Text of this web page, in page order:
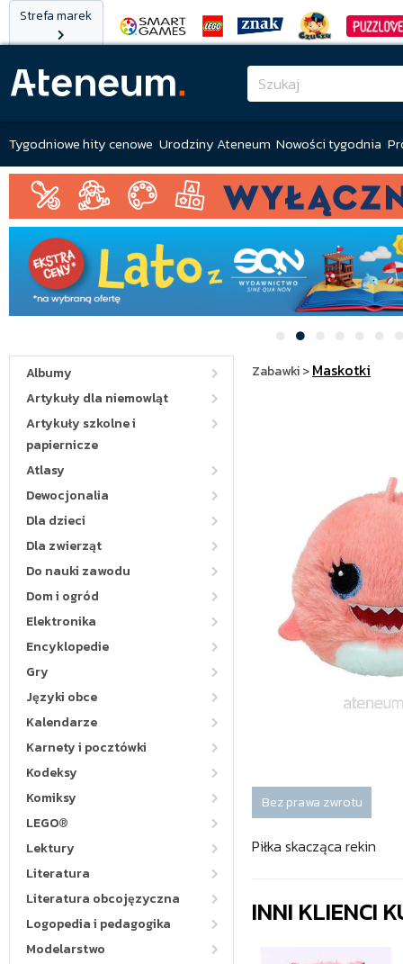
Strefa marek
Tygodniowe hity cenowe Urodziny Ateneum Nowości tygodnia
Albumy
Artykuły dla niemowląt
Artykuły szkolne i
papiernicze
Atlasy
Dewocjonalia
Dla dzieci
Dla zwierząt
Do nauki zawodu
Dom i ogród
Elektronika
Encyklopedie
Gry
Języki obce
Kalendarze
Karnety i pocztówki
Kodeksy
Komiksy
LEGO®
Lektury
Literatura
Literatura obcojęzyczna
Logopedia i pedagogika
Modelarstwo
Zabawki>Maskotki
Bez prawa zwrotu
Piłka skacząca rekin
INNI KLIENCI